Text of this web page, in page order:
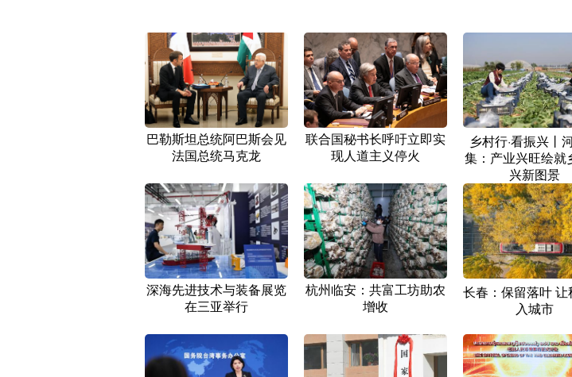
巴勒斯坦总统阿巴斯会见
法国总统马克龙
联合国秘书长呼吁立即实
现人道主义停火
乡村行·看振兴丨
集：产业兴旺绘就
兴新图景
深海先进技术与装备展览
在三亚举行
杭州临安：共富工坊助农
增收
长春：保留落叶 让
入城市